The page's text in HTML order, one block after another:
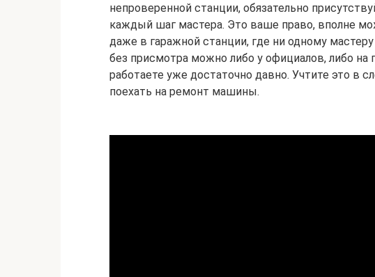
непроверенной станции, обязательно
каждый шаг мастера. Это ваше право, вполне
даже в гаражной станции, где ни одному
без присмотра можно либо у официалов, либо
работаете уже достаточно давно. Учтите это в
поехать на ремонт машины.